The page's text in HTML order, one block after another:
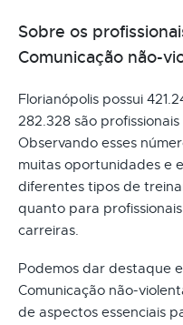
Sobre os
Comunicação não-
Florianópolis possui
282.328 são
Observando esses
muitas oportunidades e
diferentes tipos de
quanto para
carreiras.
Podemos dar destaque
Comunicação não-
de aspectos essenciais